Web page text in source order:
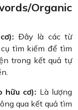
Organic
Đây là các từ
tìm kiếm để tìm
trong kết quả tự
hữu cơ): Là lượng
qua kết quả tìm